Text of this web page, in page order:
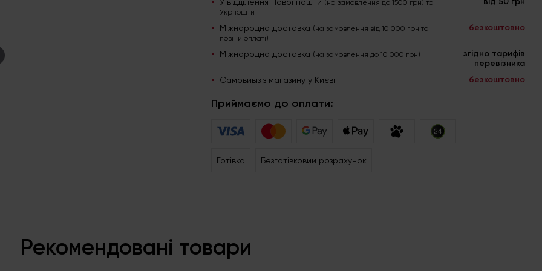
У відділення Нової пошти (на замовлення до 1500 грн) та
Укрпошти
Міжнародна доставка (на замовлення від 10 000 грн та
повній оплаті)
безкоштовно
Міжнародна доставка (на замовлення до 10 000 грн)
згідно тарифів
перевізника
Самовивіз з магазину у Києві безкоштовно
Приймаємо до оплати:
Готівка Безготівковий розрахунок
Рекомендовані товари